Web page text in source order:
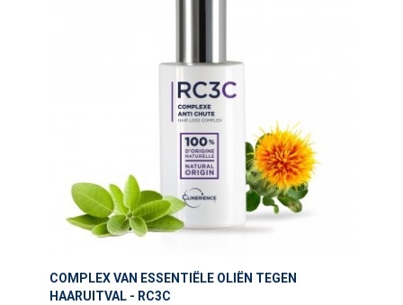
COMPLEX VAN ESSENTIËLE OLIËN TEGEN
HAARUITVAL - RC3C